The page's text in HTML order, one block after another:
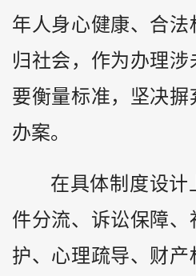
年人身心健康、合法
归社会，作为办理
要衡量标准，坚决
办案。
在具体制度设计
件分流、诉讼保障
护、心理疏导、财